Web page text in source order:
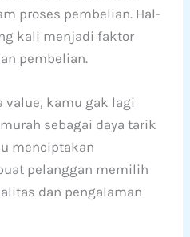
proses pembelian. Hal-
kali menjadi faktor
pembelian.
value, kamu gak lagi
sebagai daya tarik
menciptakan
pelanggan memilih
dan pengalaman